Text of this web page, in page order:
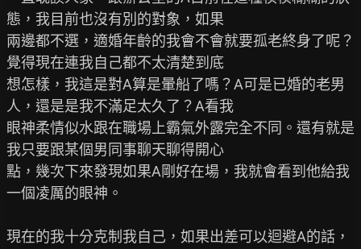
態，我目前也沒有別的對象，如果
兩邊都不選，適婚年齡的我會不會就要孤老終身了呢？
覺得現在連我自己都不太清楚到底
想怎樣，我這是對A算是暈船了嗎？A可是已婚的老男
人，還是是我不滿足太久了？A看我
眼神柔情似水跟在職場上霸氣外露完全不同。還有就是
我只要跟某個男同事聊天聊得開心
點，幾次下來發現如果A剛好在場，我就會看到他給我
一個凌厲的眼神。
現在的我十分克制我自己，如果出差可以迴避A的話，